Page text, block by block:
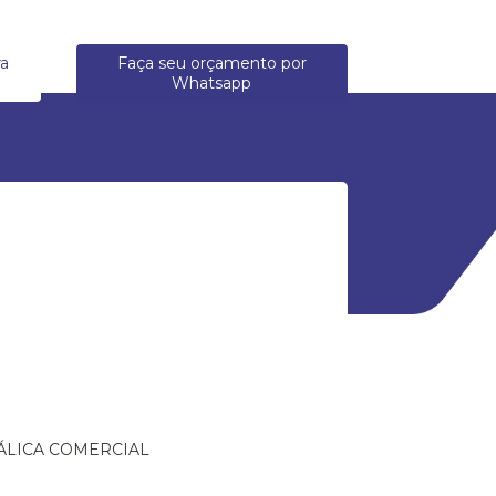
Faça seu orçamento por
Whatsapp
COMERCIAL